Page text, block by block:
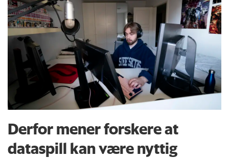
Derfor mener forskere at
dataspill kan være nyttig